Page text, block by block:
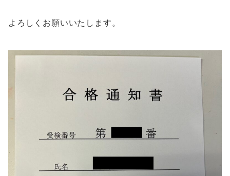
よろしくお願いいたします。